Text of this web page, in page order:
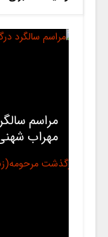
مراسم
مهراب